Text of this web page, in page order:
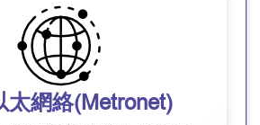
太網絡(Metronet)